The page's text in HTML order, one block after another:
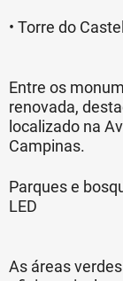
• Torre do
Entre os
renovada,
localizado na
Campinas.
Parques e
LED
As áreas